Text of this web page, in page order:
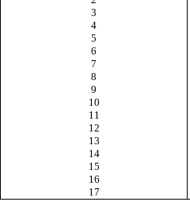
3
4
5
6
7
8
9
10
11
12
13
14
15
16
17